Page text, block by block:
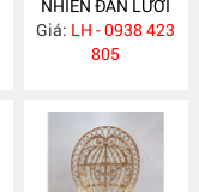
NHIÊN ĐAN LƯỚI
MA712
Giá: LH - 0938 423
805